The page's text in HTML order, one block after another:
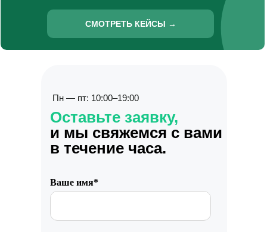
СМОТРЕТЬ КЕЙСЫ →
Оставьте заявку,
и мы свяжемся с вами
в течение часа.
Пн — пт: 10:00–19:00
Ваше имя*